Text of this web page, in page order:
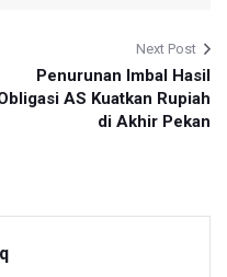
Next Post
Penurunan Imbal Hasil
AS Kuatkan Rupiah
di Akhir Pekan